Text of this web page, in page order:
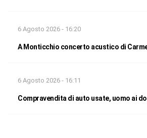
6 Agosto 2026 - 16:20
A Monticchio concerto acustico di
6 Agosto 2026 - 16:11
Compravendita di auto usate, uomo ai